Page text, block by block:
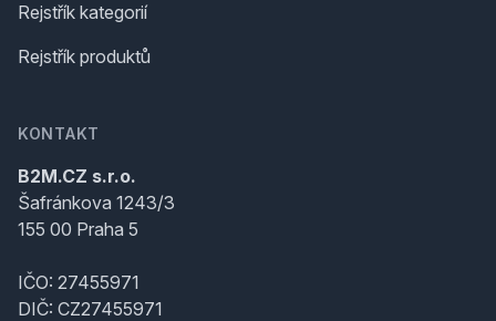
Rejstřík kategorií
Rejstřík produktů
KONTAKT
B2M.CZ s.r.o.
Šafránkova 1243/3
155 00 Praha 5
IČO: 27455971
DIČ: CZ27455971